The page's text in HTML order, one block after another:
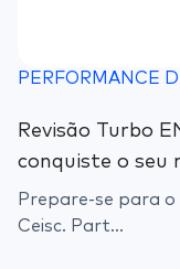
PERFORMANCE
Revisão Turbo
conquiste o seu
Prepare-se para o
Ceisc. Part...